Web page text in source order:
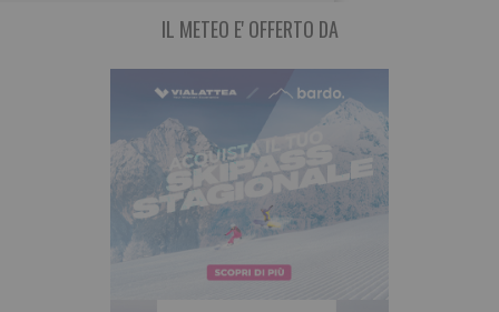
IL METEO E' OFFERTO DA